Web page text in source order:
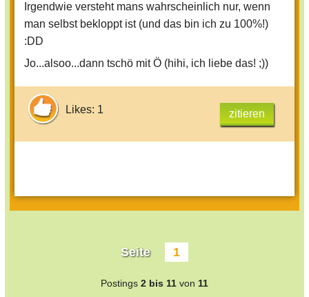
Irgendwie versteht mans wahrscheinlich nur, wenn
man selbst bekloppt ist (und das bin ich zu 100%!)
:DD
Jo...alsoo...dann tschö mit Ö (hihi, ich liebe das! ;))
Likes: 1 zitieren
Seite 1
Postings 2 bis 11 von 11